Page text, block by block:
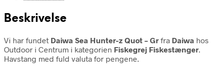
Beskrivelse
Vi har fundet Daiwa Sea Hunter-z Quot – Gr fra Daiwa hos
Outdoor i Centrum i kategorien Fiskegrej Fiskestænger.
Havstang med fuld valuta for pengene.